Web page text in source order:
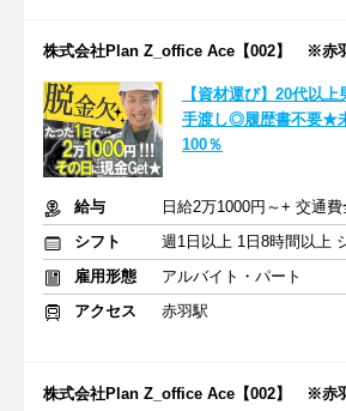
株式会社Plan Z_office Ace【002】 ※赤
【資材運び】20代以
手渡し◎履歴書不要★
100％
給与
日給2万1000円～+ 交通
シフト
雇用形態
アルバイト・パート
アクセス
赤羽駅
株式会社Plan Z_office Ace【002】 ※赤